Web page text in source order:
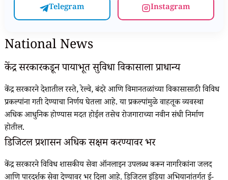
Telegram Instagram
National News
केंद्र सरकारकडून पायाभूत सुविधा विकासाला प्राधान्य
केंद्र सरकारने देशातील रस्ते, रेल्वे, बंदरे आणि विमानतळांच्या विकासासाठी विविध
प्रकल्पांना गती देण्याचा निर्णय घेतला आहे. या प्रकल्पांमुळे वाहतूक व्यवस्था
अधिक आधुनिक होण्यास मदत होईल तसेच रोजगाराच्या नवीन संधी निर्माण
होतील.
डिजिटल प्रशासन अधिक सक्षम करण्यावर भर
केंद्र सरकारने विविध शासकीय सेवा ऑनलाइन उपलब्ध करून नागरिकांना जलद